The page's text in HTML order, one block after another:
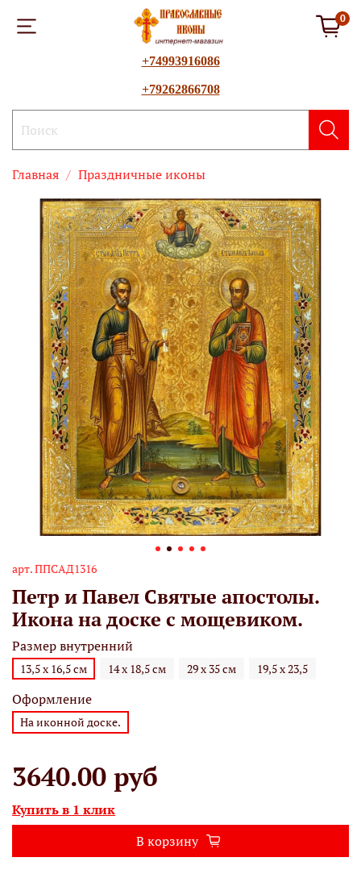
0
+74993916086
+79262866708
Главная Праздничные иконы
арт.ППСАД1316
Петр и Павел Святые апостолы.
Икона на доске с мощевиком.
Размер внутренний
13,5 х 16,5 см 14 х 18,5 см 29 х 35 см 19,5 х 23,5
Оформление
На иконной доске.
3640.00 руб
Купить в 1 клик
В корзину